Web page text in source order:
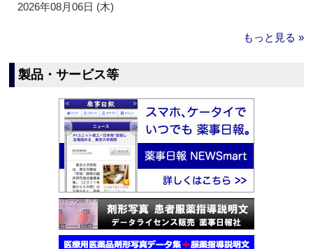
2026年08月06日 (木)
もっと見る »
製品・サービス等